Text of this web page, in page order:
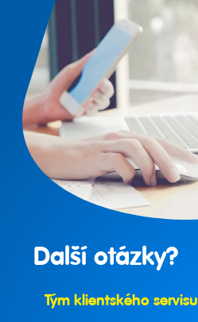
Další otázky?
Tým klientského servisu